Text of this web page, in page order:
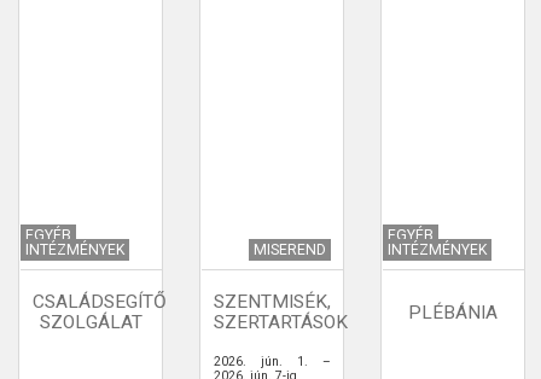
EGYÉB
INTÉZMÉNYEK
CSALÁDSEGÍTŐ
SZOLGÁLAT
MISEREND
SZENTMISÉK,
SZERTARTÁSOK
2026. jún. 1. –
2026. jún. 7-ig
EGYÉB
INTÉZMÉNYEK
PLÉBÁNIA